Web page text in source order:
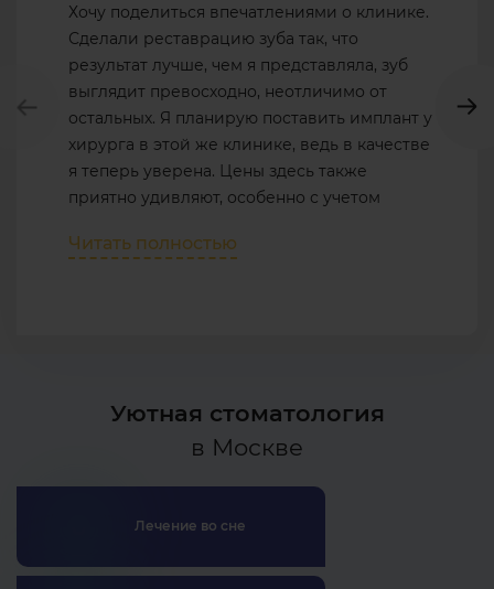
Хочу поделиться впечатлениями о клинике.
Сделали реставрацию зуба так, что
результат лучше, чем я представляла, зуб
выглядит превосходно, неотличимо от
остальных. Я планирую поставить имплант у
хирурга в этой же клинике, ведь в качестве
я теперь уверена. Цены здесь также
приятно удивляют, особенно с учетом
Читать полностью
Уютная стоматология
в Москве
Лечение во сне